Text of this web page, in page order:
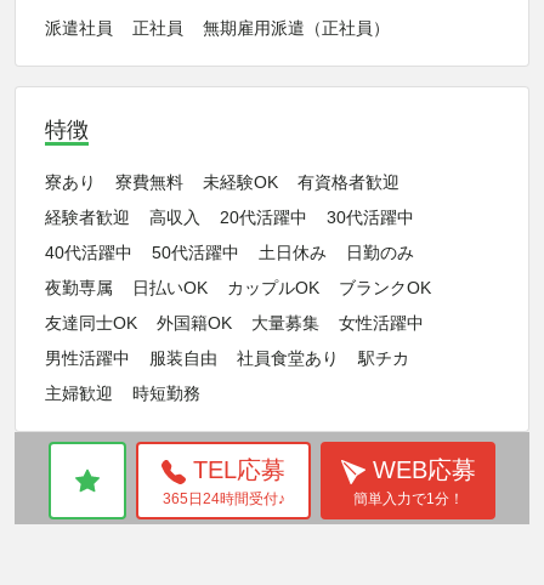
派遣社員 正社員 無期雇用派遣（正社員）
特徴
寮あり 寮費無料 未経験OK
有資格者歓迎
経験者歓迎
高収入 20代活躍中
30代活躍中
40代活躍中
50代活躍中 土日休み
日勤のみ
夜勤専属
日払いOK カップルOK
ブランクOK
友達同士OK
外国籍OK 大量募集
女性活躍中
男性活躍中
服装自由 社員食堂あり
駅チカ
主婦歓迎
時短勤務
WEB応募
簡単入力で1分！
TEL応募
365日24時間受付♪